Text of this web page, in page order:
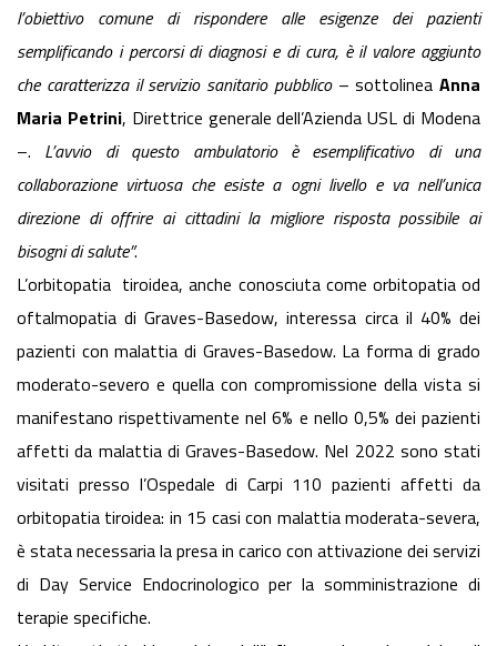
l’obiettivo comune di rispondere alle esigenze dei pazienti
semplificando i percorsi di diagnosi e di cura, è il valore aggiunto
che caratterizza il servizio sanitario pubblico– sottolinea Anna
Maria Petrini, Direttrice generale dell’Azienda USL di Modena
–. L’avvio di questo ambulatorio è esemplificativo di una
collaborazione virtuosa che esiste a ogni livello e va nell’unica
direzione di offrire ai cittadini la migliore risposta possibile ai
bisogni di salute”.
L’orbitopatia tiroidea, anche conosciuta come orbitopatia od
oftalmopatia di Graves-Basedow, interessa circa il 40% dei
pazienti con malattia di Graves-Basedow. La forma di grado
moderato-severo e quella con compromissione della vista si
manifestano rispettivamente nel 6% e nello 0,5% dei pazienti
affetti da malattia di Graves-Basedow. Nel 2022 sono stati
visitati presso l’Ospedale di Carpi 110 pazienti affetti da
orbitopatia tiroidea: in 15 casi con malattia moderata-severa,
è stata necessaria la presa in carico con attivazione dei servizi
di Day Service Endocrinologico per la somministrazione di
terapie specifiche.